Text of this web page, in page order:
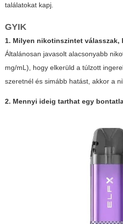
találatokat kapj.
GYIK
1. Milyen nikotinszintet válasszak,
Általánosan javasolt alacsonyabb
mg/mL), hogy elkerüld a túlzott
szeretnél és simább hatást, akkor a
2. Mennyi ideig tarthat egy